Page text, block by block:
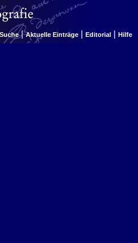
Suche | Aktuelle Einträge | Editorial | Hilfe